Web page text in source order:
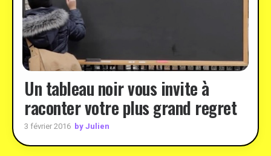
Un tableau noir vous invite à
raconter votre plus grand regret
3 février 2016 by Julien